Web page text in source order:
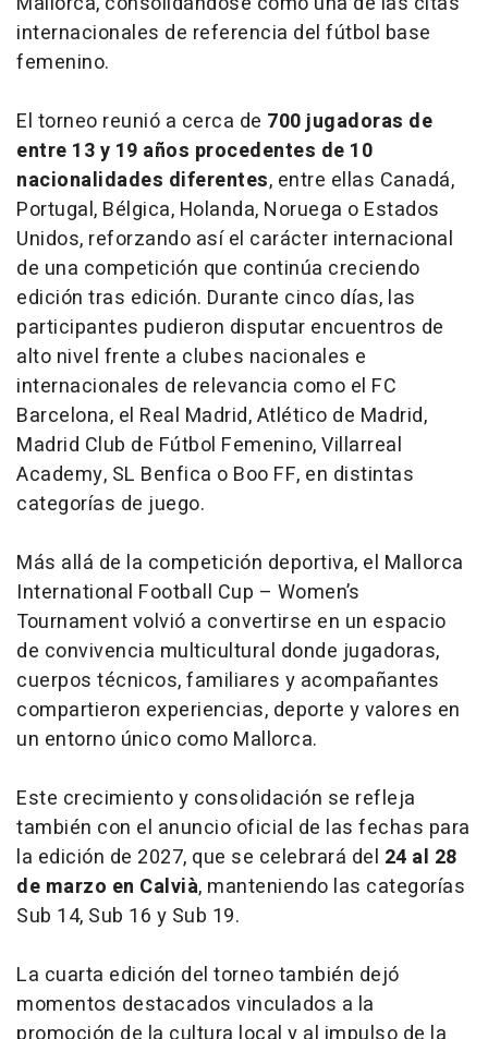
internacionales de referencia del fútbol base
femenino.
El torneo reunió a cerca de 700 jugadoras de
entre 13 y 19 años procedentes de 10
nacionalidades diferentes, entre ellas Canadá,
Portugal, Bélgica, Holanda, Noruega o Estados
Unidos, reforzando así el carácter internacional
de una competición que continúa creciendo
edición tras edición. Durante cinco días, las
participantes pudieron disputar encuentros de
alto nivel frente a clubes nacionales e
internacionales de relevancia como el FC
Barcelona, el Real Madrid, Atlético de Madrid,
Madrid Club de Fútbol Femenino, Villarreal
Academy, SL Benfica o Boo FF, en distintas
categorías de juego.
Más allá de la competición deportiva, el Mallorca
International Football Cup – Women’s
Tournament volvió a convertirse en un espacio
de convivencia multicultural donde jugadoras,
cuerpos técnicos, familiares y acompañantes
compartieron experiencias, deporte y valores en
un entorno único como Mallorca.
Este crecimiento y consolidación se refleja
también con el anuncio oficial de las fechas para
la edición de 2027, que se celebrará del 24 al 28
de marzo en Calvià, manteniendo las categorías
Sub 14, Sub 16 y Sub 19.
La cuarta edición del torneo también dejó
momentos destacados vinculados a la